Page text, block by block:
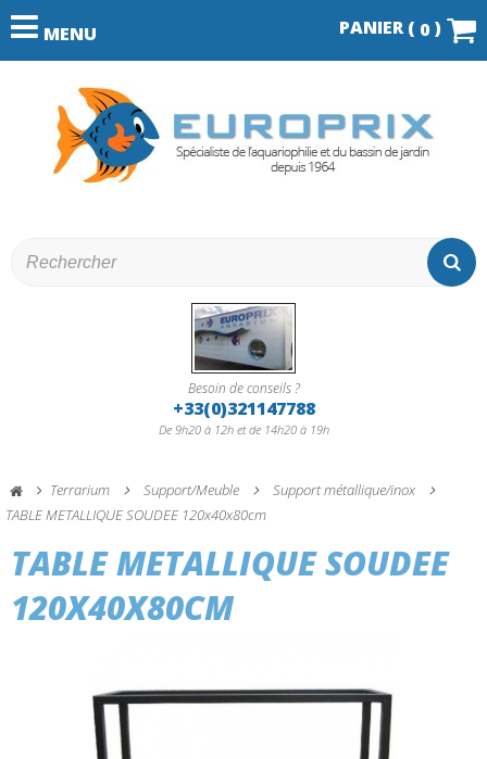
MENU PANIER ( 0 )
Besoin de conseils ?
+33(0)321147788
De 9h20 à 12h et de 14h20 à 19h
Terrarium Support/Meuble
Support métallique/inox
TABLE METALLIQUE SOUDEE 120x40x80cm
TABLE METALLIQUE SOUDEE
120X40X80CM